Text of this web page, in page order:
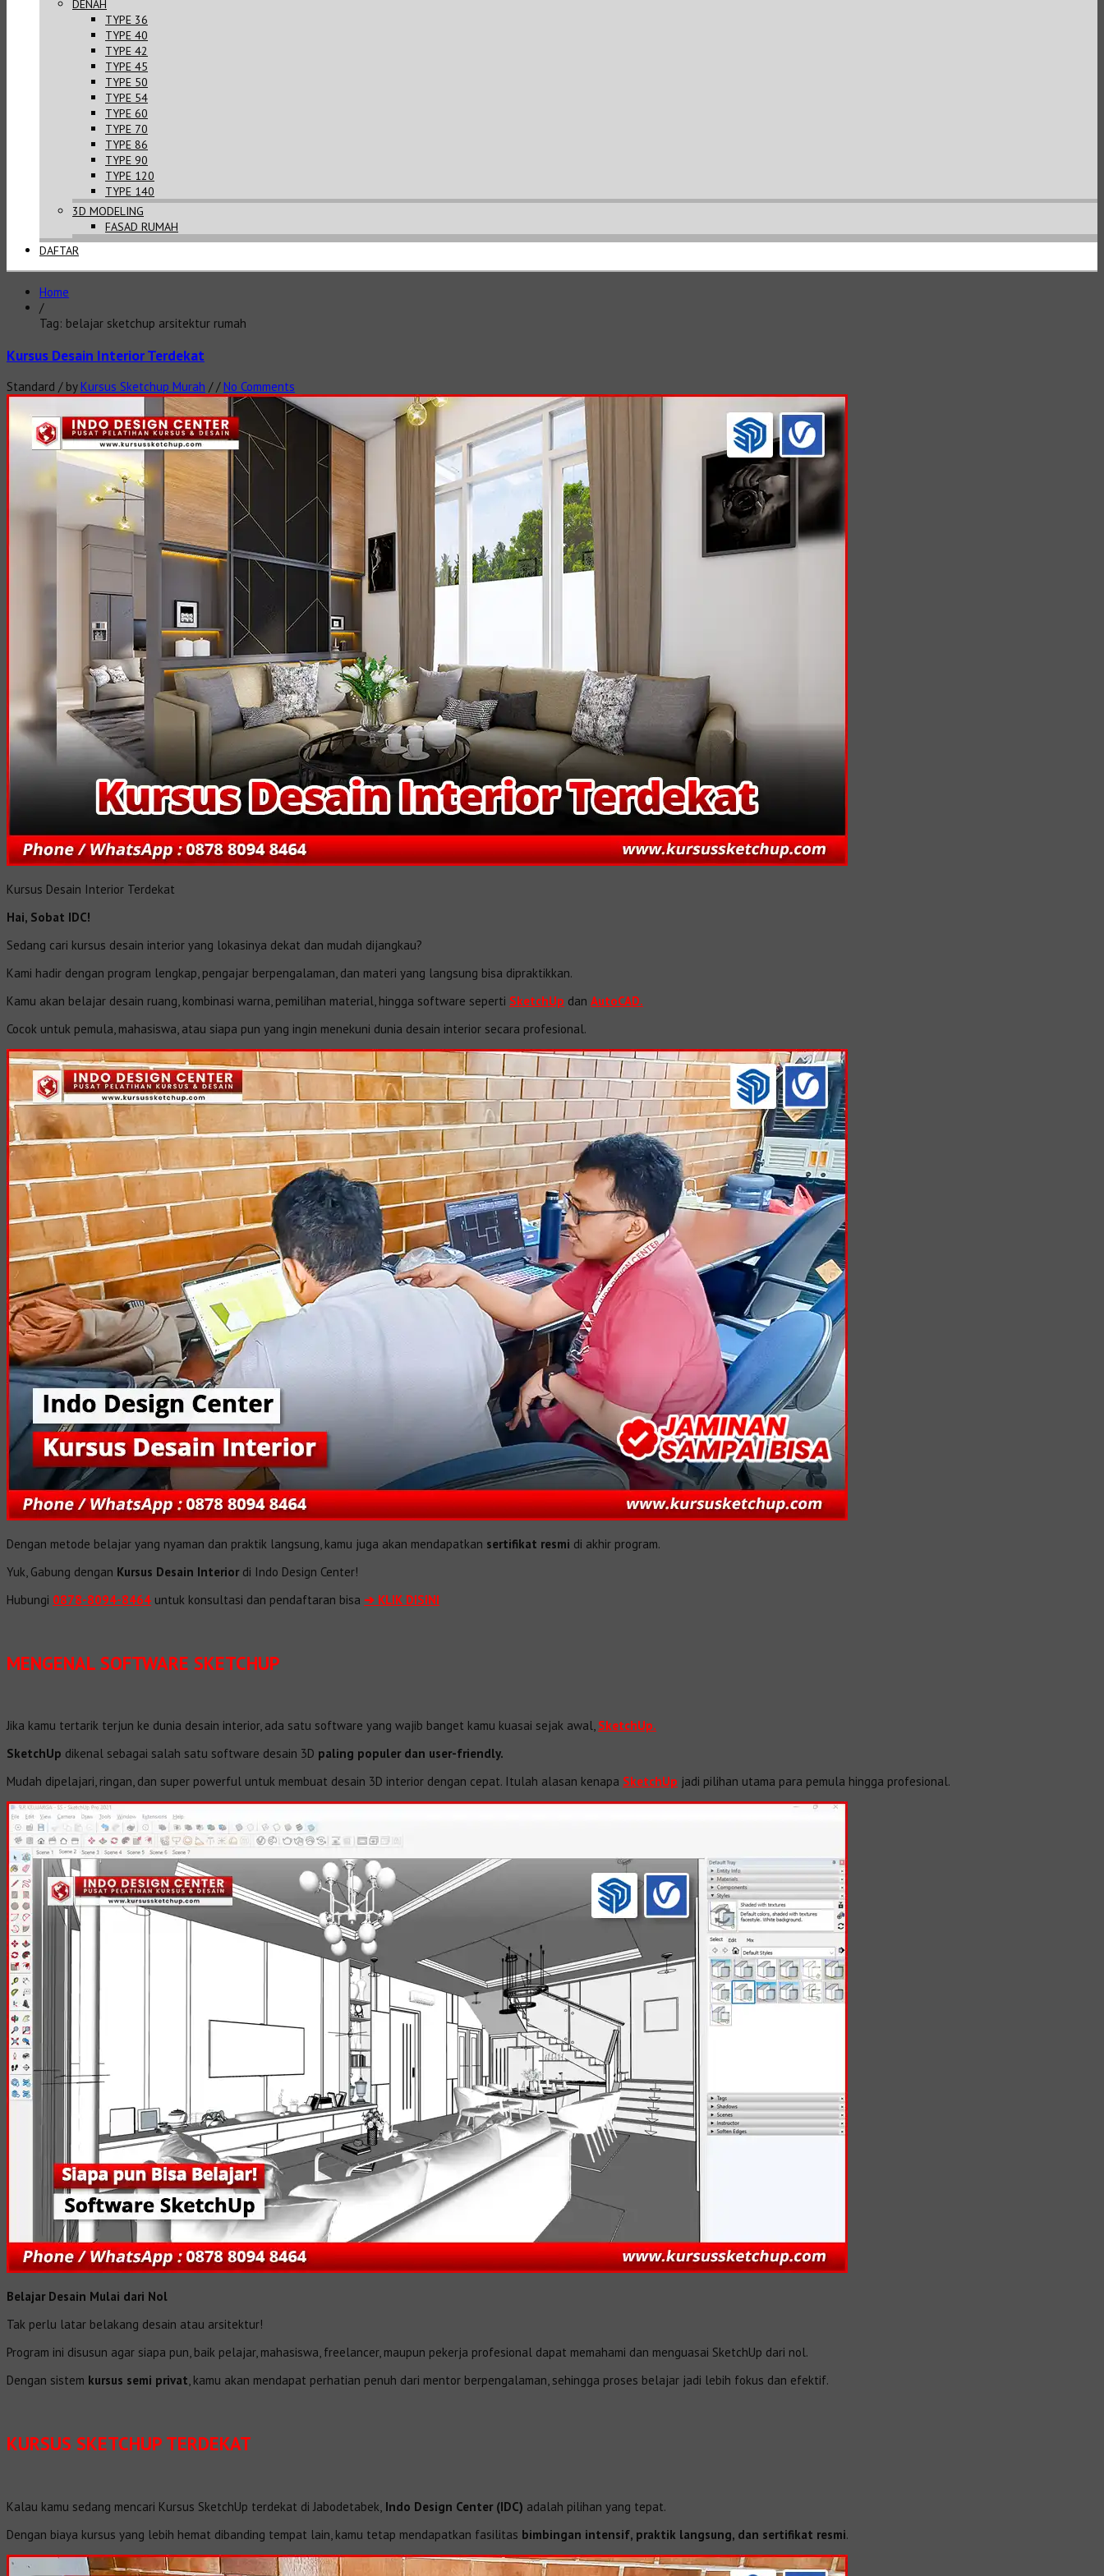
DENAH
TYPE 36
TYPE 40
TYPE 42
TYPE 45
TYPE 50
TYPE 54
TYPE 60
TYPE 70
TYPE 86
TYPE 90
TYPE 120
TYPE 140
3D MODELING
FASAD RUMAH
DAFTAR
Home
/
Tag: belajar sketchup arsitektur rumah
Kursus Desain Interior Terdekat
Standard / byKursus Sketchup Murah //No Comments
Kursus Desain Interior Terdekat
Hai, Sobat IDC!
Sedang cari kursus desain interior yang lokasinya dekat dan mudah dijangkau?
Kami hadir dengan program lengkap, pengajar berpengalaman, dan materi yang langsung bisa dipraktikkan.
Kamu akan belajar desain ruang, kombinasi warna, pemilihan material, hingga software seperti SketchUp dan AutoCAD.
Cocok untuk pemula, mahasiswa, atau siapa pun yang ingin menekuni dunia desain interior secara profesional.
Dengan metode belajar yang nyaman dan praktik langsung, kamu juga akan mendapatkan sertifikat resmi di akhir program.
Yuk, Gabung dengan Kursus Desain Interior di Indo Design Center!
Hubungi 0878-8094-8464 untuk konsultasi dan pendaftaran bisa ➔ KLIK DISINI
MENGENAL SOFTWARE SKETCHUP
Jika kamu tertarik terjun ke dunia desain interior, ada satu software yang wajib banget kamu kuasai sejak awal, SketchUp.
SketchUp dikenal sebagai salah satu software desain 3D paling populer dan user-friendly.
Mudah dipelajari, ringan, dan super powerful untuk membuat desain 3D interior dengan cepat. Itulah alasan kenapa SketchUp jadi pilihan utama para pemula hingga profesional.
Belajar Desain Mulai dari Nol
Tak perlu latar belakang desain atau arsitektur!
Program ini disusun agar siapa pun, baik pelajar, mahasiswa, freelancer, maupun pekerja profesional dapat memahami dan menguasai SketchUp dari nol.
Dengan sistem kursus semi privat, kamu akan mendapat perhatian penuh dari mentor berpengalaman, sehingga proses belajar jadi lebih fokus dan efektif.
KURSUS SKETCHUP TERDEKAT
Kalau kamu sedang mencari Kursus SketchUp terdekat di Jabodetabek, Indo Design Center (IDC) adalah pilihan yang tepat.
Dengan biaya kursus yang lebih hemat dibanding tempat lain, kamu tetap mendapatkan fasilitas bimbingan intensif, praktik langsung, dan sertifikat resmi.